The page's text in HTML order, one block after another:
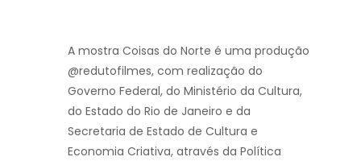
A mostra Coisas do Norte é uma produção
@redutofilmes, com realização do
Governo Federal, do Ministério da Cultura,
do Estado do Rio de Janeiro e da
Secretaria de Estado de Cultura e
Economia Criativa, através da Política